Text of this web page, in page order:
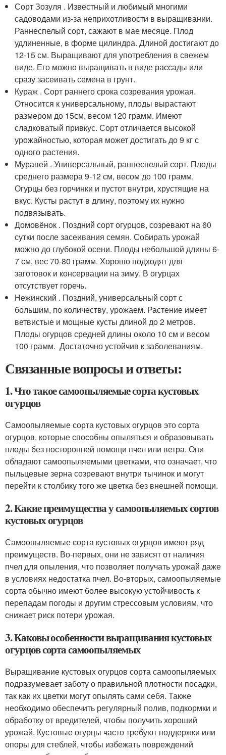
Сорт Зозуля . Известный и любимый многими
садоводами из-за неприхотливости в выращивании.
Раннеспелый сорт, сажают в мае месяце. Плод
удлиненные, в форме цилиндра. Длиной достигают до
12-15 см. Выращивают для употребления в свежем
виде. Его можно выращивать в виде рассады или
сразу засеивать семена в грунт.
Кураж . Сорт раннего срока созревания урожая.
Относится к универсальному, плоды вырастают
размером до 15см, весом 120 грамм. Имеют
сладковатый привкус. Сорт отличается высокой
урожайностью, которая может достигать до 9 кг с
одного растения.
Муравей . Универсальный, раннеспелый сорт. Плоды
среднего размера 9-12 см, весом до 100 грамм.
Огурцы без горчинки и пустот внутри, хрустящие на
вкус. Кусты растут в длину, поэтому их нужно
подвязывать.
Домовёнок . Поздний сорт огурцов, созревают на 60
сутки после засеивания семян. Собирать урожай
можно до глубокой осени. Плоды небольшой длины 6-
7 см, вес 70-80 грамм. Хорошо подходят для
заготовок и консервации на зиму. В огурцах
отсутствует горечь.
Нежинский . Поздний, универсальный сорт с
большим, по количеству, урожаем. Растение имеет
ветвистые и мощные кусты длиной до 2 метров.
Плоды огурцов средней длины около 10 см и весом
100 грамм. Достаточно устойчив к заболеваниям.
Связанные вопросы и ответы:
1. Что такое самоопыляемые сорта кустовых
огурцов
Самоопыляемые сорта кустовых огурцов это сорта
огурцов, которые способны опыляться и образовывать
плоды без посторонней помощи пчел или ветра. Они
обладают самоопыляемыми цветками, что означает, что
пыльцевые зерна созревают внутри тычинок и могут
перейти к столбику того же цветка без внешней помощи.
2. Какие преимущества у самоопыляемых сортов
кустовых огурцов
Самоопыляемые сорта кустовых огурцов имеют ряд
преимуществ. Во-первых, они не зависят от наличия
пчел для опыления, что позволяет получать урожай даже
в условиях недостатка пчел. Во-вторых, самоопыляемые
сорта обычно имеют более высокую устойчивость к
перепадам погоды и другим стрессовым условиям, что
снижает риск потери урожая.
3. Каковы особенности выращивания кустовых
огурцов сорта самоопыляемых
Выращивание кустовых огурцов сорта самоопыляемых
подразумевает заботу о правильной плотности посадки,
так как их цветки могут опылять сами себя. Также
необходимо обеспечить регулярный полив, подкормки и
обработку от вредителей, чтобы получить хороший
урожай. Кустовые огурцы часто требуют поддержки или
опоры для стеблей, чтобы избежать повреждений